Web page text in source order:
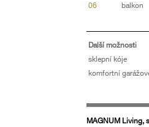
06 balkon
Další možnosti
sklepní kóje
komfortní
MAGNUM Living,